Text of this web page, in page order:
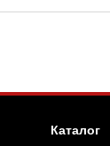
Каталог